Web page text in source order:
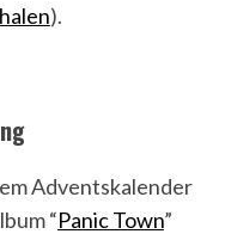
).
Adventskalender
“Panic Town”